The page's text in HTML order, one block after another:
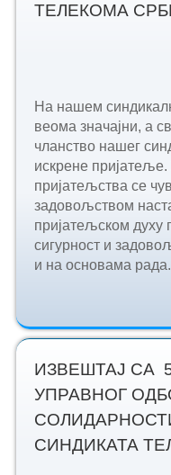
ТЕЛЕКОМА
На нашем
веома значајни, а
чланство нашег
искрене
пријатељства се
задовољством
пријатељском духу
сигурност и
и на основама
ИЗВЕШТАЈ СА
УПРАВНОГ
СИНДИКАТА